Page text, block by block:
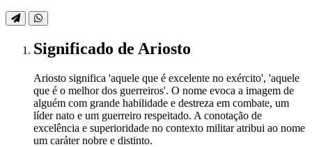
Significado de Ariosto
Ariosto significa 'aquele que é excelente no exército', 'aquele
que é o melhor dos guerreiros'. O nome evoca a imagem de
alguém com grande habilidade e destreza em combate, um
líder nato e um guerreiro respeitado. A conotação de
excelência e superioridade no contexto militar atribui ao nome
um caráter nobre e distinto.